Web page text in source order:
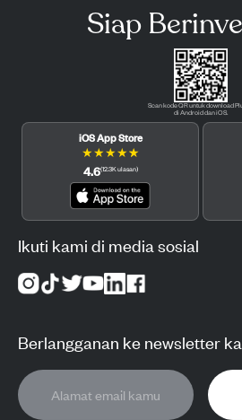
Siap
Scan kode QR untuk download
di Android dan iOS.
iOS App Store
★★★★★
4.6(12.3Kulasan)
Ikuti kami di media sosial
Berlangganan ke newsletter